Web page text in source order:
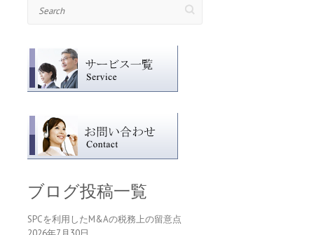
ブログ投稿一覧
SPCを利用したM&Aの税務上の留意点